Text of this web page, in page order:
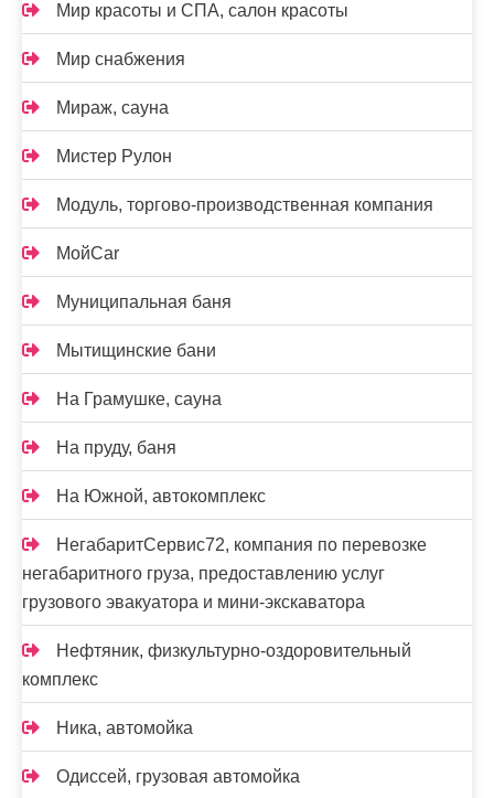
Мир красоты и СПА, салон красоты
Мир снабжения
Мираж, сауна
Мистер Рулон
Модуль, торгово-производственная компания
МойCar
Муниципальная баня
Мытищинские бани
На Грамушке, сауна
На пруду, баня
На Южной, автокомплекс
НегабаритСервис72, компания по перевозке
негабаритного груза, предоставлению услуг
грузового эвакуатора и мини-экскаватора
Нефтяник, физкультурно-оздоровительный
комплекс
Ника, автомойка
Одиссей, грузовая автомойка